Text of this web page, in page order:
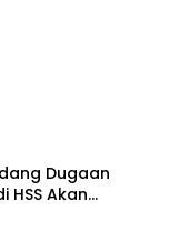
Dugaan
HSS Akan